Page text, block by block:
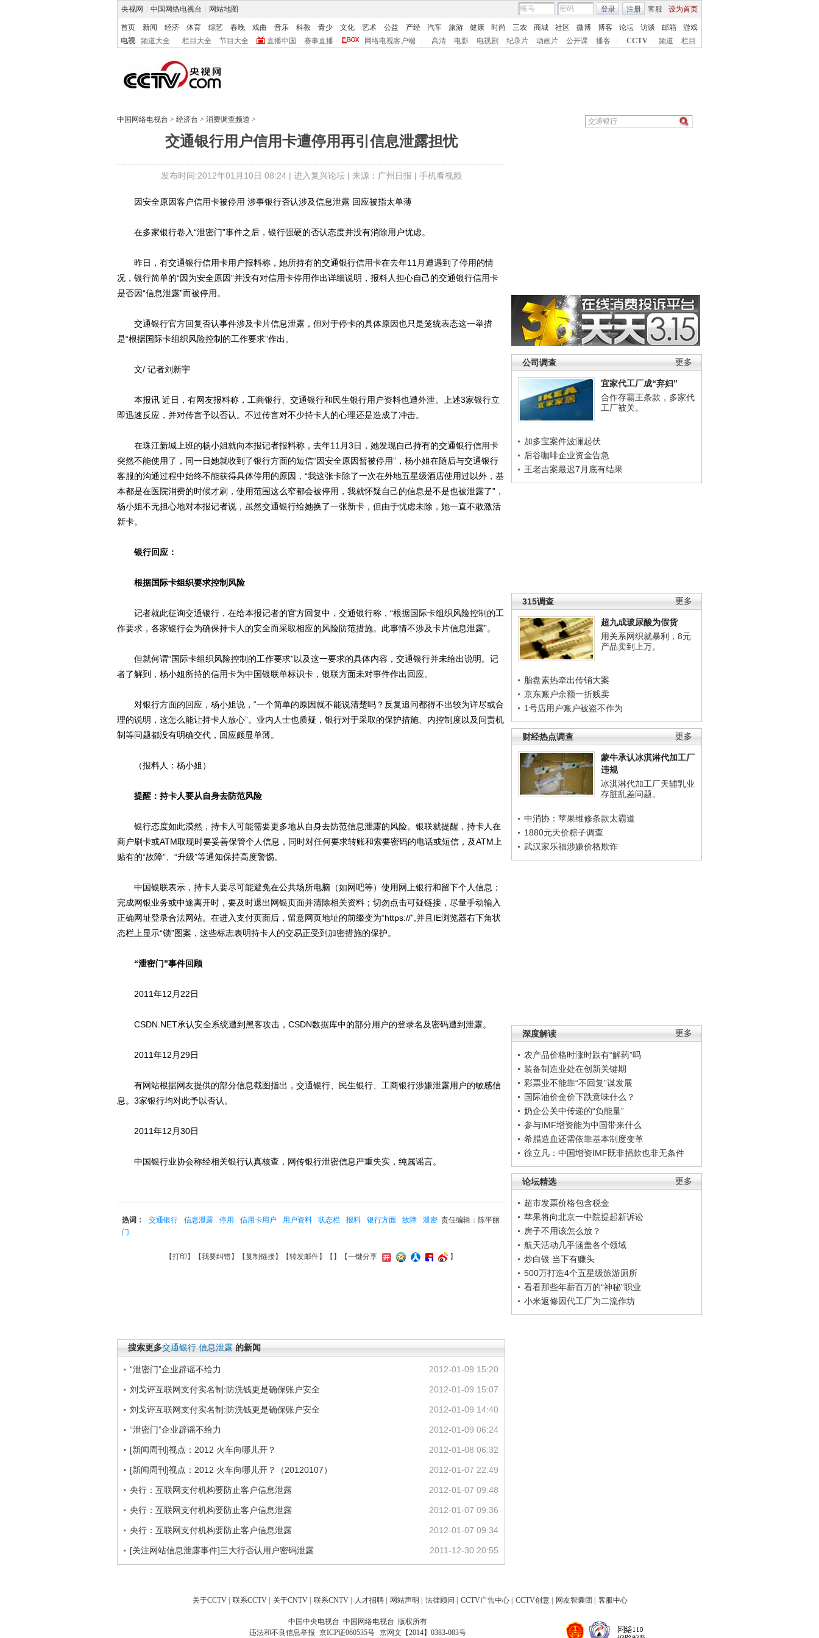
央视网 中国网络电视台 网站地图 客服 设为首页
登录 注册
首页 新闻 经济 体育 综艺 春晚 戏曲 音乐 科教 青少 文化 艺术 公益 产经 汽车 旅游 健康 时尚 三农 商城 社区 微博 博客 论坛 访谈 邮箱
游戏
电视
频道大全 栏目大全 节目大全 直播中国 赛事直播 网络电视客户端 高清 电影 电视剧 纪录片 动画片 公开课 播客 CCTV 频道 栏目
中国网络电视台 > 经济台 > 消费调查频道 >
交通银行用户信用卡遭停用再引信息泄露担忧
发布时间:2012年01月10日 08:24 | 进入复兴论坛| 来源：广州日报 | 手机看视频
更多
公司调查
宜家代工厂成“弃妇”
合作存霸王条款，多家代
工厂被关。
加多宝案件波澜起伏
后谷咖啡企业资金告急
王老吉案最迟7月底有结果
更多
315调查
超九成玻尿酸为假货
用关系网织就暴利，8元
产品卖到上万。
胎盘素热牵出传销大案
京东账户余额一折贱卖
1号店用户账户被盗不作为
更多
财经热点调查
蒙牛承认冰淇淋代加工厂
违规
冰淇淋代加工厂天辅乳业
存脏乱差问题。
中消协：苹果维修条款太霸道
1880元天价粽子调查
武汉家乐福涉嫌价格欺诈
更多
深度解读
农产品价格时涨时跌有“解药”吗
装备制造业处在创新关键期
彩票业不能靠“不回复”谋发展
国际油价金价下跌意味什么？
奶企公关中传递的“负能量”
参与IMF增资能为中国带来什么
希腊造血还需依靠基本制度变革
徐立凡：中国增资IMF既非捐款也非无条件
更多
论坛精选
超市发票价格包含税金
苹果将向北京一中院提起新诉讼
房子不用该怎么放？
航天活动几乎涵盖各个领域
炒白银 当下有赚头
500万打造4个五星级旅游厕所
看看那些年薪百万的“神秘”职业
小米返修因代工厂为二流作坊
因安全原因客户信用卡被停用 涉事银行否认涉及信息泄露 回应被指太单薄
在多家银行卷入“泄密门”事件之后，银行强硬的否认态度并没有消除用户忧虑。
昨日，有交通银行信用卡用户报料称，她所持有的交通银行信用卡在去年11月遭遇到了停用的情
况，银行简单的“因为安全原因”并没有对信用卡停用作出详细说明，报料人担心自己的交通银行信用卡
是否因“信息泄露”而被停用。
交通银行官方回复否认事件涉及卡片信息泄露，但对于停卡的具体原因也只是笼统表态这一举措
是“根据国际卡组织风险控制的工作要求”作出。
文/ 记者刘新宇
本报讯 近日，有网友报料称，工商银行、交通银行和民生银行用户资料也遭外泄。上述3家银行立
即迅速反应，并对传言予以否认。不过传言对不少持卡人的心理还是造成了冲击。
在珠江新城上班的杨小姐就向本报记者报料称，去年11月3日，她发现自己持有的交通银行信用卡
突然不能使用了，同一日她就收到了银行方面的短信“因安全原因暂被停用”，杨小姐在随后与交通银行
客服的沟通过程中始终不能获得具体停用的原因，“我这张卡除了一次在外地五星级酒店使用过以外，基
本都是在医院消费的时候才刷，使用范围这么窄都会被停用，我就怀疑自己的信息是不是也被泄露了”，
杨小姐不无担心地对本报记者说，虽然交通银行给她换了一张新卡，但由于忧虑未除，她一直不敢激活
新卡。
银行回应：
根据国际卡组织要求控制风险
记者就此征询交通银行，在给本报记者的官方回复中，交通银行称，“根据国际卡组织风险控制的工
作要求，各家银行会为确保持卡人的安全而采取相应的风险防范措施。此事情不涉及卡片信息泄露”。
但就何谓“国际卡组织风险控制的工作要求”以及这一要求的具体内容，交通银行并未给出说明。记
者了解到，杨小姐所持的信用卡为中国银联单标识卡，银联方面未对事件作出回应。
对银行方面的回应，杨小姐说，“一个简单的原因就不能说清楚吗？反复追问都得不出较为详尽或合
理的说明，这怎么能让持卡人放心”。业内人士也质疑，银行对于采取的保护措施、内控制度以及问责机
制等问题都没有明确交代，回应颇显单薄。
（报料人：杨小姐）
提醒：持卡人要从自身去防范风险
银行态度如此漠然，持卡人可能需要更多地从自身去防范信息泄露的风险。银联就提醒，持卡人在
商户刷卡或ATM取现时要妥善保管个人信息，同时对任何要求转账和索要密码的电话或短信，及ATM上
贴有的“故障”、“升级”等通知保持高度警惕。
中国银联表示，持卡人要尽可能避免在公共场所电脑（如网吧等）使用网上银行和留下个人信息；
完成网银业务或中途离开时，要及时退出网银页面并清除相关资料；切勿点击可疑链接，尽量手动输入
正确网址登录合法网站。在进入支付页面后，留意网页地址的前缀变为“https://”,并且IE浏览器右下角状
态栏上显示“锁”图案，这些标志表明持卡人的交易正受到加密措施的保护。
“泄密门”事件回顾
2011年12月22日
CSDN.NET承认安全系统遭到黑客攻击，CSDN数据库中的部分用户的登录名及密码遭到泄露。
2011年12月29日
有网站根据网友提供的部分信息截图指出，交通银行、民生银行、工商银行涉嫌泄露用户的敏感信
息。3家银行均对此予以否认。
2011年12月30日
中国银行业协会称经相关银行认真核查，网传银行泄密信息严重失实，纯属谣言。
责任编辑：陈平丽
热词： 交通银行 信息泄露 停用 信用卡用户 用户资料 状态栏 报料 银行方面 故障
泄密
门
【打印 】【我要纠错】【复制链接】【转发邮件】【 】 【一键分享 】
搜索更多交通银行 信息泄露 的新闻
2012-01-09 15:20
“泄密门”企业辟谣不给力
2012-01-09 15:07
刘戈评互联网支付实名制:防洗钱更是确保账户安全
2012-01-09 14:40
刘戈评互联网支付实名制:防洗钱更是确保账户安全
2012-01-09 06:24
“泄密门”企业辟谣不给力
2012-01-08 06:32
[新闻周刊]视点：2012 火车向哪儿开？
2012-01-07 22:49
[新闻周刊]视点：2012 火车向哪儿开？（20120107）
2012-01-07 09:48
央行：互联网支付机构要防止客户信息泄露
2012-01-07 09:36
央行：互联网支付机构要防止客户信息泄露
2012-01-07 09:34
央行：互联网支付机构要防止客户信息泄露
2011-12-30 20:55
[关注网站信息泄露事件]三大行否认用户密码泄露
关于CCTV 联系CCTV 关于CNTV 联系CNTV 人才招聘 网站声明 法律顾问 CCTV广告中心 CCTV创意 网友智囊团 客服中心
中国中央电视台 中国网络电视台 版权所有
违法和不良信息举报 京ICP证060535号 京网文【2014】0383-083号